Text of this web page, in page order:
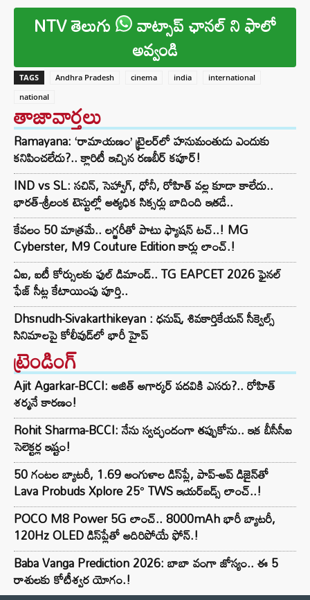
NTV తెలుగు వాట్సాప్ ఛానల్ ని ఫాలో
అవ్వండి
TAGS Andhra Pradesh cinema india
international
national
తాజావార్తలు
Ramayana: ‘రామాయణం’ ట్రైలర్‌లో హనుమంతుడు ఎందుకు
కనిపించలేదు?.. క్లారిటీ ఇచ్చిన రణబీర్ కపూర్!
IND vs SL: సచిన్, సెహ్వాగ్, ధోనీ, రోహిత్‌ వల్ల కూడా కాలేదు..
భారత్-శ్రీలంక టెస్టుల్లో అత్యధిక సిక్సర్లు బాదింది ఇతడే..
కేవలం 50 మాత్రమే.. లగ్జరీతో పాటు ఫ్యాషన్ టచ్..! MG
Cyberster, M9 Couture Edition కార్లు లాంచ్.!
ఏఐ, ఐటీ కోర్సులకు ఫుల్ డిమాండ్.. TG EAPCET 2026 ఫైనల్
ఫేజ్ సీట్ల కేటాయింపు పూర్తి..
Dhsnudh-Sivakarthikeyan : ధనుష్, శివకార్తికేయన్ సీక్వెల్స్
సినిమాలపై కోలీవుడ్‌లో భారీ హైప్
ట్రెండింగ్‌
Ajit Agarkar-BCCI: అజిత్ అగార్కర్ పదవికి ఎసరు?.. రోహిత్
శర్మనే కారణం!
Rohit Sharma-BCCI: నేను స్వచ్ఛందంగా తప్పుకోను.. ఇక బీసీసీఐ
సెలెక్టర్ల ఇష్టం!
50 గంటల బ్యాటరీ, 1.69 అంగుళాల డిస్‌ప్లే, పాప్-అప్ డిజైన్‌తో
Lava Probuds Xplore 25° TWS ఇయర్‌బడ్స్ లాంచ్..!
POCO M8 Power 5G లాంచ్.. 8000mAh భారీ బ్యాటరీ,
120Hz OLED డిస్‌ప్లేతో అదిరిపోయే ఫోన్.!
Baba Vanga Prediction 2026: బాబా వంగా జోస్యం.. ఈ 5
రాశులకు కోటీశ్వర యోగం.!